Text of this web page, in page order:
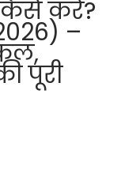
कैसे करें?
–
पूरी